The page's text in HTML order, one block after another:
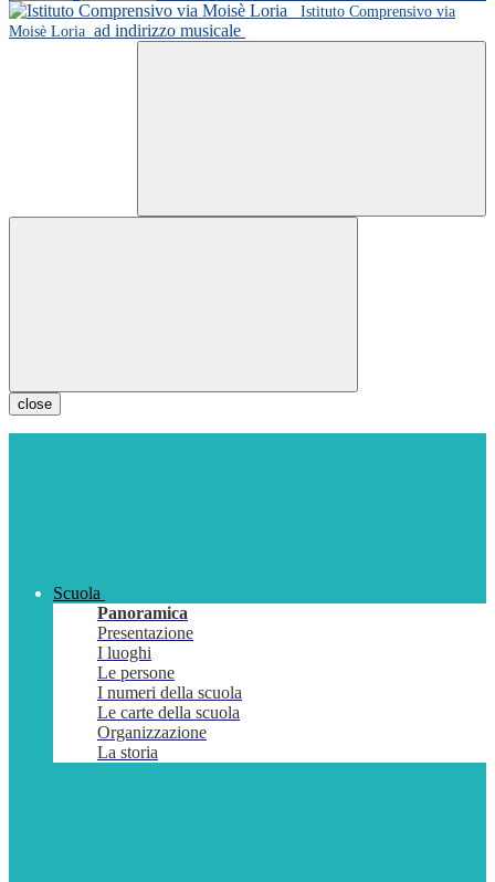
Istituto Comprensivo via
Moisè Loria ad indirizzo musicale
close
Scuola
Panoramica
Presentazione
I luoghi
Le persone
I numeri della scuola
Le carte della scuola
Organizzazione
La storia